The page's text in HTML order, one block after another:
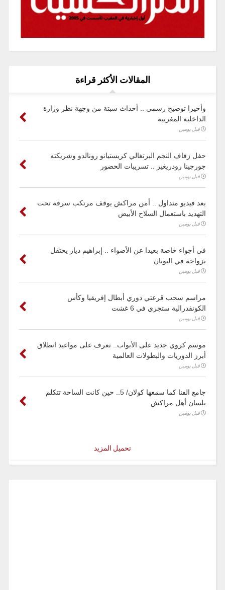
المقالات الأكثر قراءة
وأخيرا توضيح رسمي .. أحداث سبتة من وجهة نظر وزارة
الداخلية المغربية
قبل يومين
حفل زفاف النجم البرتغالي كريستيانو رونالدو وشريكته
جورجينا رودريغيز .. تسريبات الحضور
قبل يومين
بعد فيديو متداول .. أمن مراكش يوقف مرتكب سرقة تحت
التهديد باستعمال السلاح الأبيض
قبل يومين
في أجواء خاصة بعيدا عن الأضواء .. إبراهيم دياز يحتفل
بزواجه في اليونان
قبل يومين
مراسم سحب قرعتي دوري أبطال إفريقيا وكأس
الكونفدرالية ستجري في 6 غشت
قبل يومين
موسم كروي جديد على الأبواب.. تعرف على مواعيد انطلاق
أبرز الدوريات والبطولات العالمية
قبل يومين
جامع الفنا كما سمعها كولان/ 5.. حين كانت الساحة تتكلم
بلسان أهل مراكش
قبل يومين
تحميل المزيد